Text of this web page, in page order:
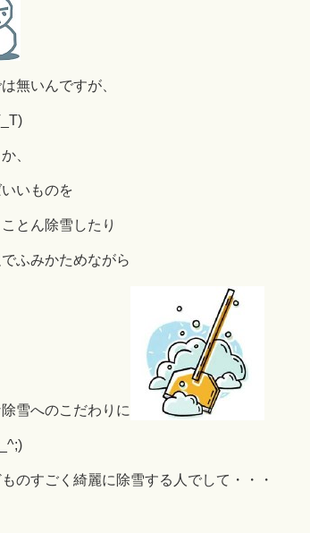
無いんですが、
、
いものを
とん除雪したり
ふみかためながら
雪へのこだわりに
のすごく綺麗に除雪する人でして・・・